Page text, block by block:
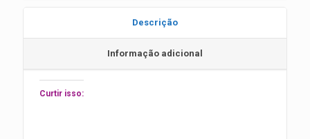
Descrição
Informação adicional
Curtir isso: